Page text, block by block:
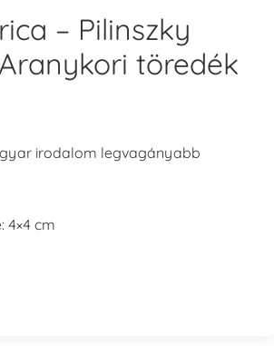
– Pilinszky
töredék
irodalom legvagányabb
4×4 cm